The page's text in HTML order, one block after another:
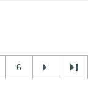
6